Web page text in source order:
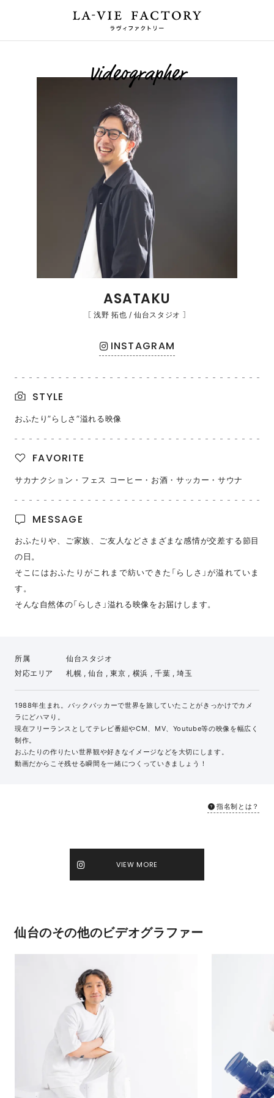
Videographer
ASATAKU
［ 浅野 拓也 / 仙台スタジオ ］
INSTAGRAM
STYLE
おふたり”らしさ”溢れる映像
FAVORITE
サカナクション・フェス コーヒー・お酒・サッカー・サウナ
MESSAGE
おふたりや、ご家族、ご友人などさまざまな感情が交差する節目
の日。
そこにはおふたりがこれまで紡いできた「らしさ」が溢れていま
す。
そんな自然体の「らしさ」溢れる映像をお届けします。
所属
仙台スタジオ
対応エリア
札幌 , 仙台 , 東京 , 横浜 , 千葉 , 埼玉
1988年生まれ。バックパッカーで世界を旅していたことがきっかけでカメ
ラにどハマり。
現在フリーランスとしてテレビ番組やCM、MV、Youtube等の映像を幅広く
制作。
おふたりの作りたい世界観や好きなイメージなどを大切にします。
動画だからこそ残せる瞬間を一緒につくっていきましょう！
指名制とは？
VIEW MORE
仙台のその他のビデオグラファー